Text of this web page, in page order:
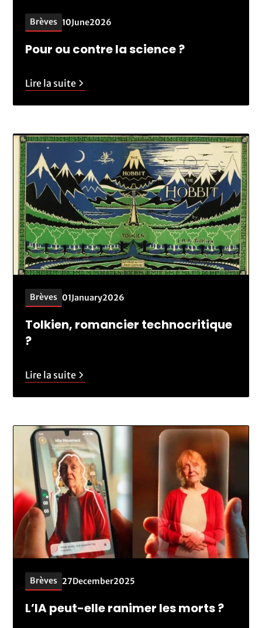
Brèves 10June2026
Pour ou contre la science ?
Lire la suite
Brèves 01January2026
Tolkien, romancier technocritique
?
Lire la suite
Brèves 27December2025
L’IA peut-elle ranimer les morts ?